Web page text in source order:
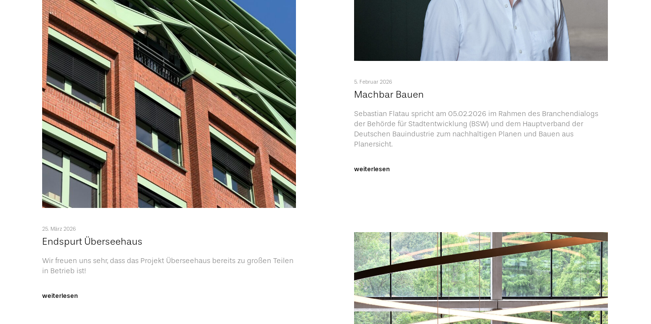
25. März 2026
Endspurt Überseehaus
Wir freuen uns sehr, dass das Projekt Überseehaus bereits zu großen Teilen
in Betrieb ist!
weiterlesen
5. Februar 2026
Machbar Bauen
Sebastian Flatau spricht am 05.02.2026 im Rahmen des Branchendialogs
der Behörde für Stadtentwicklung (BSW) und dem Hauptverband der
Deutschen Bauindustrie zum nachhaltigen Planen und Bauen aus
Planersicht.
weiterlesen